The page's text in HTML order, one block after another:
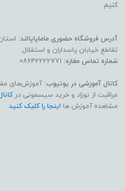
کنیم.
آدرس فروشگاه حضوری ماماپاپالند:
تقاطع خیابان پاسداران و استقلال.
شماره تماس مغازه:
کانال آموزشی در یوتیوب: آموزش‌های
مراقبت از نوزاد و خرید سیسمونی در
مشاهده آموزش ها اینجا را کلیک کنید.